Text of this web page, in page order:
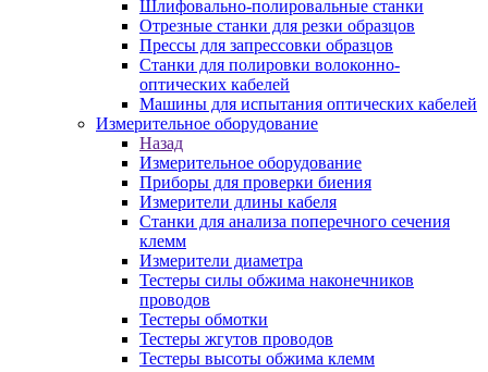
Шлифовально-полировальные станки
Отрезные станки для резки образцов
Прессы для запрессовки образцов
Станки для полировки волоконно-
оптических кабелей
Машины для испытания оптических кабелей
Измерительное оборудование
Назад
Измерительное оборудование
Приборы для проверки биения
Измерители длины кабеля
Станки для анализа поперечного сечения
клемм
Измерители диаметра
Тестеры силы обжима наконечников
проводов
Тестеры обмотки
Тестеры жгутов проводов
Тестеры высоты обжима клемм